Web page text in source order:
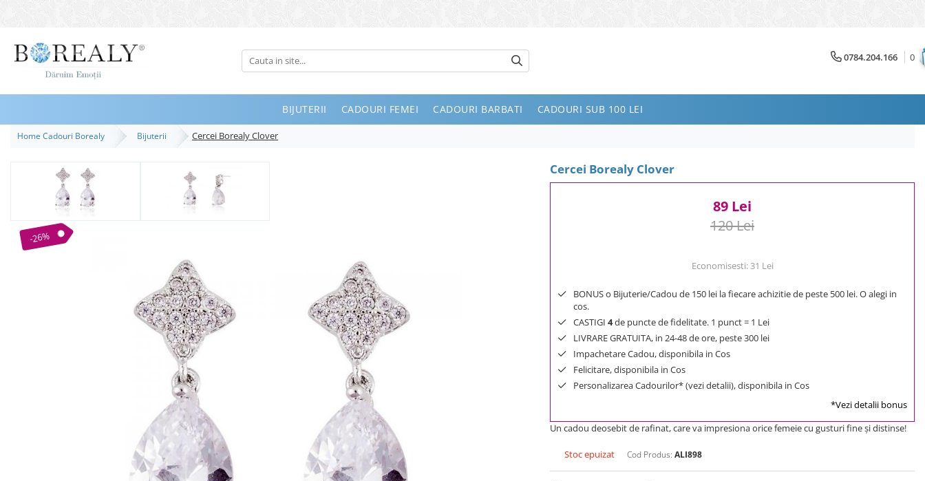
Bijuterii
Inele
Bratari
Destinatari
0784.204.166 0
BIJUTERII CADOURI FEMEI CADOURI BARBATI CADOURI SUB 100 LEI
Home Cadouri Borealy Bijuterii Cercei Borealy Clover
Cercei Borealy Clover
-26%
89 Lei
120 Lei
Economisesti:31 Lei
BONUS o Bijuterie/Cadou de 150 lei la fiecare achizitie de peste 500 lei. O alegi in
cos.
CASTIGI 4de puncte de fidelitate. 1 punct = 1 Lei
LIVRARE GRATUITA, in 24-48 de ore, peste 300 lei
Impachetare Cadou, disponibila in Cos
Felicitare, disponibila in Cos
Personalizarea Cadourilor* (vezi detalii), disponibila in Cos
*Vezi detalii bonus
Un cadou deosebit de rafinat, care va impresiona orice femeie cu gusturi fine şi distinse!
Stoc epuizat Cod Produs: ALI898